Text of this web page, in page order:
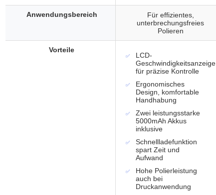
Für effizientes,
unterbrechungsfreies
Polieren
LCD-
Geschwindigkeitsanzeige
für präzise Kontrolle
Ergonomisches
Design, komfortable
Handhabung
Zwei leistungsstarke
5000mAh Akkus
inklusive
Schnellladefunktion
spart Zeit und
Aufwand
Hohe Polierleistung
auch bei
Druckanwendung
Anwendungsbereich
Vorteile